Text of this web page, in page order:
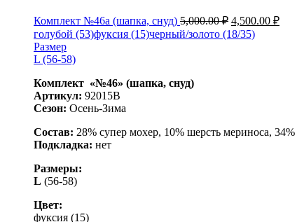
Комплект №46а (шапка, снуд) 5,000.00₽ 4,500.00 ₽
голубой (53)фуксия (15)черный/золото (18/35)
Размер
L (56-58)
Комплект «№46» (шапка, снуд)
Артикул: 92015B
Сезон: Осень-Зима
Состав: 28% супер мохер, 10% шерсть мериноса,
Подкладка: нет
Размеры:
L (56-58)
Цвет:
фуксия (15)